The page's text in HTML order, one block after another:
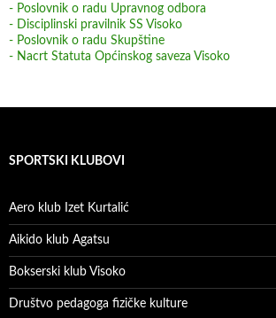
- Poslovnik o radu Upravnog odbora
- Disciplinski pravilnik SS Visoko
- Poslovnik o radu Skupštine
- Nacrt Statuta Općinskog saveza Visoko
SPORTSKI KLUBOVI
Aero klub Izet Kurtalić
Aikido klub Agatsu
Bokserski klub Visoko
Društvo pedagoga fizičke kulture